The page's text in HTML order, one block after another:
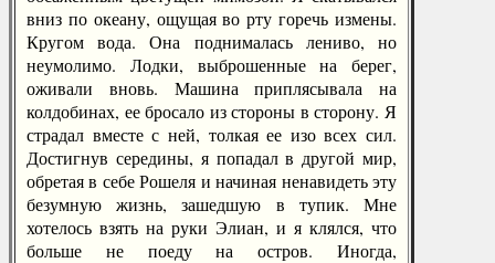
вниз по океану, ощущая во рту горечь измены.
Кругом вода. Она поднималась лениво, но
неумолимо. Лодки, выброшенные на берег,
оживали вновь. Машина приплясывала на
колдобинах, ее бросало из стороны в сторону. Я
страдал вместе с ней, толкая ее изо всех сил.
Достигнув середины, я попадал в другой мир,
обретая в себе Рошеля и начиная ненавидеть эту
безумную жизнь, зашедшую в тупик. Мне
хотелось взять на руки Элиан, и я клялся, что
больше не поеду на остров. Иногда,